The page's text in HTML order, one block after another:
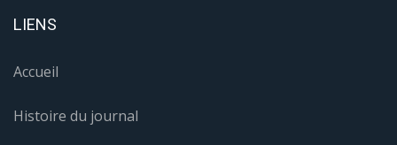
LIENS
Accueil
Histoire du journal